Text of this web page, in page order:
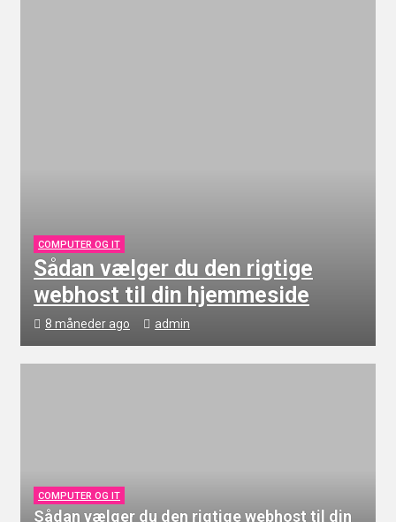
COMPUTER OG IT
Sådan vælger du den rigtige
webhost til din hjemmeside
8 måneder ago admin
COMPUTER OG IT
Sådan vælger du den rigtige webhost til din